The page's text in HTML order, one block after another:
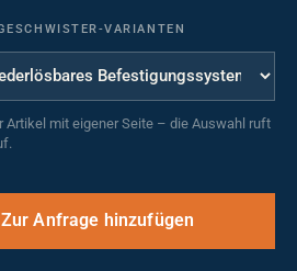
VARIANTEN
Artikel mit eigener Seite – die Auswahl ruft